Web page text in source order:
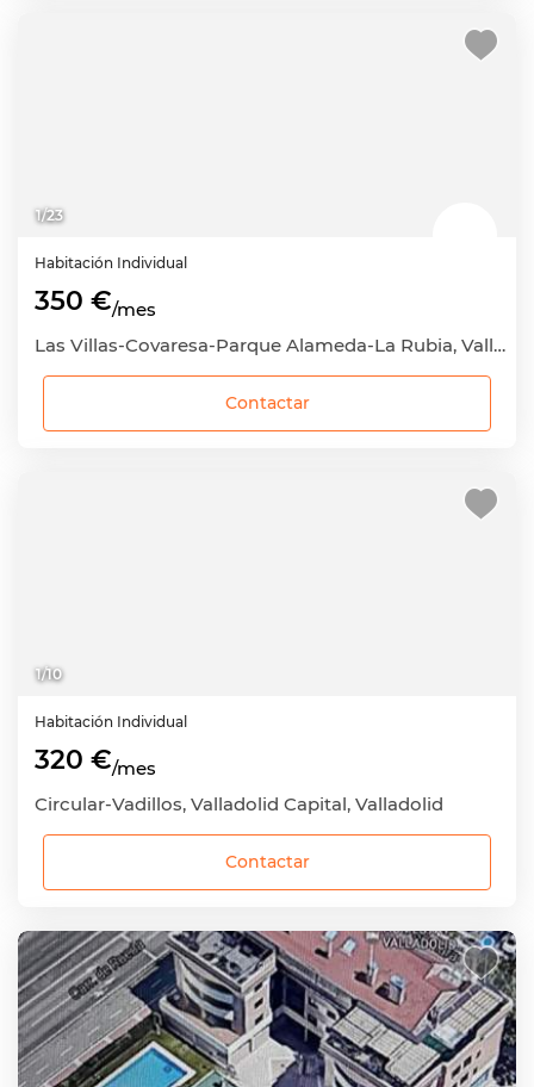
1/23
Habitación Individual
350 €/mes
Las Villas-Covaresa-Parque Alameda-La Rubia, Valladolid Capital, Valladolid
Contactar
1/10
Habitación Individual
320 €/mes
Circular-Vadillos, Valladolid Capital, Valladolid
Contactar